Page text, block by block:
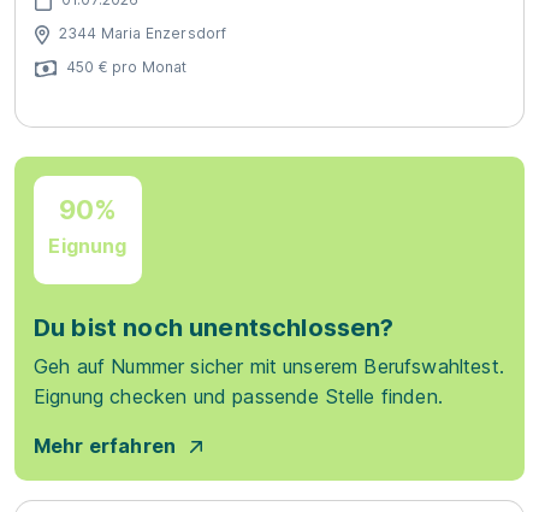
2344 Maria Enzersdorf
450 € pro Monat
90%
Eignung
Du bist noch unentschlossen?
Geh auf Nummer sicher mit unserem Berufswahltest.
Eignung checken und passende Stelle finden.
Mehr erfahren